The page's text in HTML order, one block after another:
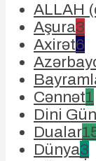
ALLAH
Aşura3
Axirət6
Cənnət1
Dini
Dualar
Dünya3